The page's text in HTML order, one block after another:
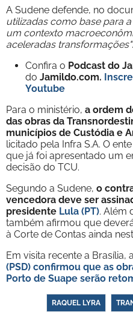
A Sudene defende, no
utilizadas como base para
um contexto
aceleradas transformações".
Confira o Podcast do
do Jamildo.com.
Youtube
Para o ministério, a ordem
das obras da
municípios de Custódia e
licitado pela Infra S.A. O
que já foi apresentado um
decisão do TCU.
Segundo a Sudene, o
vencedora deve ser
presidente Lula (PT). Além
também afirmou que
à Corte de Contas ainda
Em visita recente a Brasília,
(PSD) confirmou que as
Porto de Suape serão
RAQUEL LYRA